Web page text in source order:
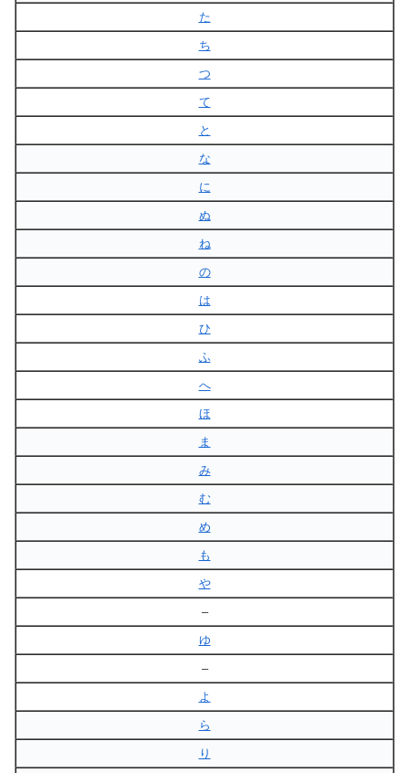
た
ち
つ
て
と
な
に
ぬ
ね
の
は
ひ
ふ
へ
ほ
ま
み
む
め
も
や
–
ゆ
–
よ
ら
り